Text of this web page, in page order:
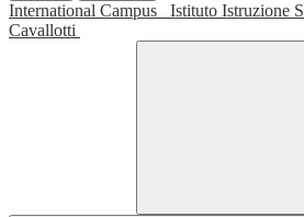
International Campus Istituto Istruzione
Cavallotti